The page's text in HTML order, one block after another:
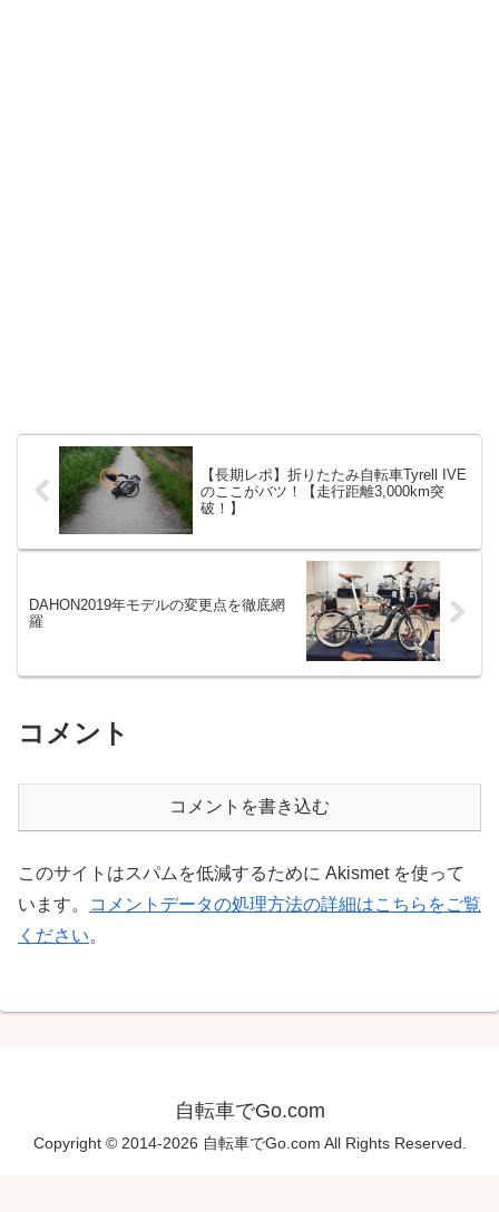
【長期レポ】折りたたみ自転車Tyrell IVE
のここがバツ！【走行距離3,000km突
破！】
DAHON2019年モデルの変更点を徹底網
羅
コメント
コメントを書き込む
このサイトはスパムを低減するために Akismet を使って
います。
コメントデータの処理方法の詳細はこちらをご覧
ください。
自転車でGo.com
Copyright © 2014-2026 自転車でGo.com All Rights Reserved.